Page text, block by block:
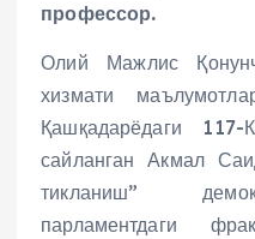
профессор.
Олий Мажлис
хизмати
Қашқадарёдаги 117-
сайланган Акмал
тикланиш”
парламентдаги